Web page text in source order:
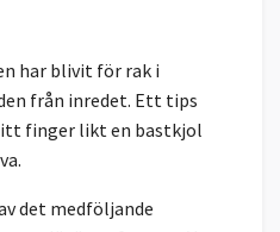
har blivit för rak i
från inredet. Ett tips
finger likt en bastkjol
det medföljande